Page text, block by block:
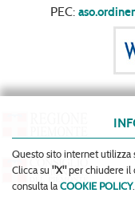
PEC:
Questo sito internet utilizza
Clicca su "X"per chiudere il
consulta laCOOKIE POLICY.